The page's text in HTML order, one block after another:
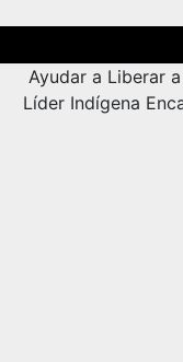
Ayudar a Liberar
Líder Indígena